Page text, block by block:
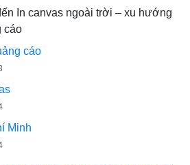
In canvas ngoài trời – xu hướng
cáo
cáo
Minh